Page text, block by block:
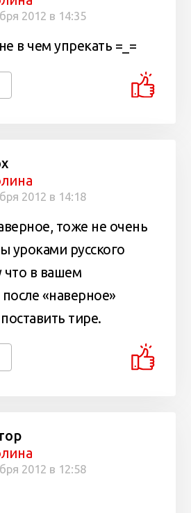
2012 в 14:35
в чем упрекать =_=
2012 в 14:18
тоже не очень
уроками русского
что в вашем
«наверное»
тире.
2012 в 12:58